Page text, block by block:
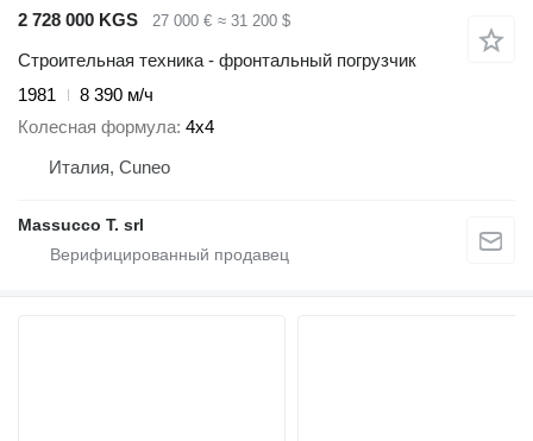
2 728 000 KGS
27 000 € ≈ 31 200 $
Строительная техника - фронтальный погрузчик
1981
8 390 м/ч
Колесная формула 4x4
Италия, Cuneo
Massucco T. srl